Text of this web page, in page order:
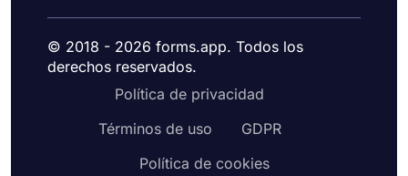
© 2018 - 2026 forms.app. Todos los
derechos reservados.
Política de privacidad
Términos de uso
GDPR
Política de cookies